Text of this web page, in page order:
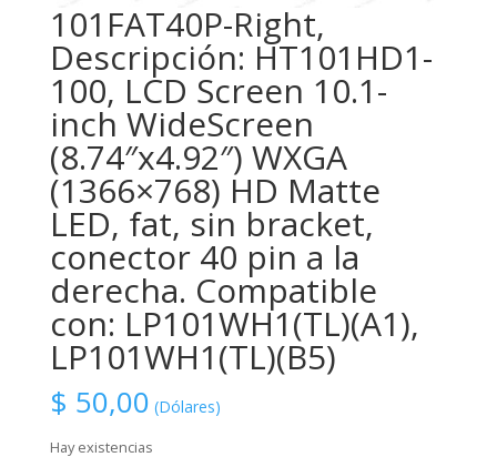
101FAT40P-Right,
Descripción: HT101HD1-
100, LCD Screen 10.1-
inch WideScreen
(8.74″x4.92″) WXGA
(1366×768) HD Matte
LED, fat, sin bracket,
conector 40 pin a la
derecha. Compatible
con: LP101WH1(TL)(A1),
LP101WH1(TL)(B5)
$ 50,00 (Dólares)
Hay existencias